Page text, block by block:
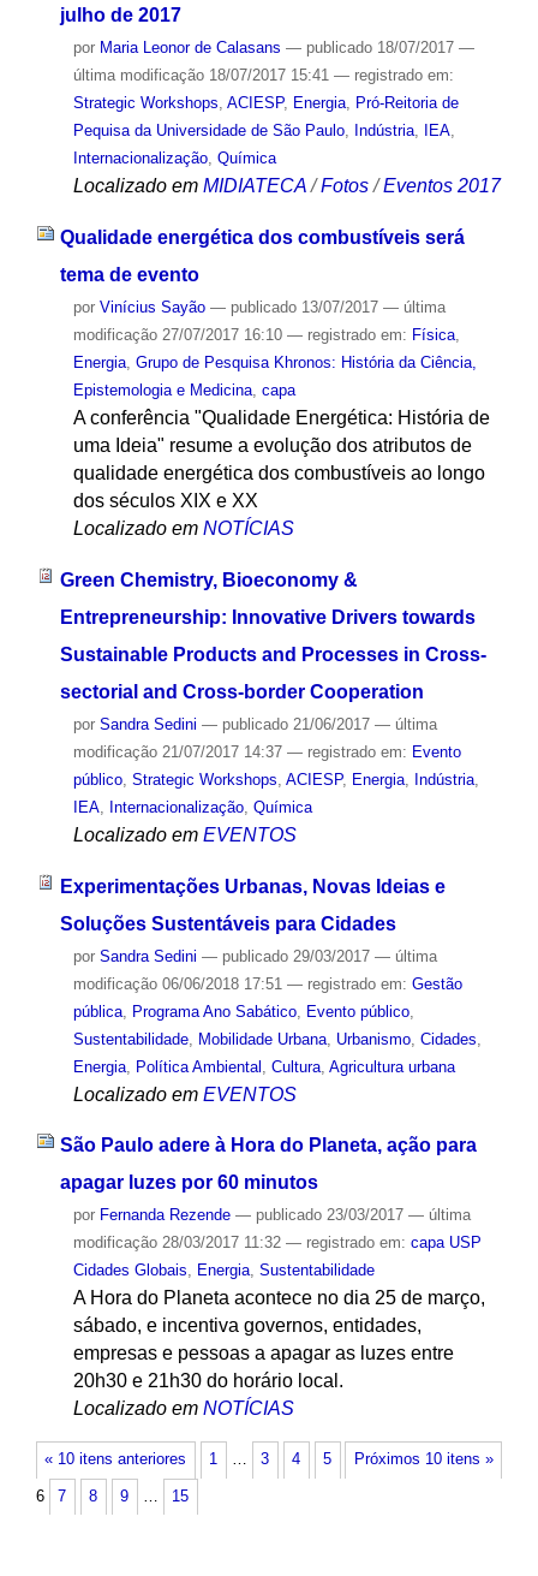
julho de 2017
por Maria Leonor de Calasans — publicado18/07/2017 —
última modificação18/07/2017 15:41 — registrado em:
Strategic Workshops, ACIESP, Energia, Pró-Reitoria de
Pequisa da Universidade de São Paulo, Indústria, IEA,
Internacionalização, Química
Localizado em MIDIATECA /Fotos /Eventos 2017
Qualidade energética dos combustíveis será
tema de evento
por Vinícius Sayão — publicado13/07/2017 — última
modificação27/07/2017 16:10 — registrado em: Física,
Energia, Grupo de Pesquisa Khronos: História da Ciência,
Epistemologia e Medicina, capa
A conferência "Qualidade Energética: História de
uma Ideia" resume a evolução dos atributos de
qualidade energética dos combustíveis ao longo
dos séculos XIX e XX
Localizado em NOTÍCIAS
Green Chemistry, Bioeconomy &
Entrepreneurship: Innovative Drivers towards
Sustainable Products and Processes in Cross-
sectorial and Cross-border Cooperation
por Sandra Sedini — publicado21/06/2017 — última
modificação21/07/2017 14:37 — registrado em: Evento
público, Strategic Workshops ACIESP, Energia, Indústria,
IEA, Internacionalização, Química
Localizado em EVENTOS
Experimentações Urbanas, Novas Ideias e
Soluções Sustentáveis para Cidades
por Sandra Sedini — publicado29/03/2017 — última
modificação06/06/2018 17:51 — registrado em: Gestão
pública, Programa Ano Sabático, Evento público,
Sustentabilidade, Mobilidade Urbana, Urbanismo, Cidades
Energia, Política Ambiental Cultura, Agricultura urbana
Localizado em EVENTOS
São Paulo adere à Hora do Planeta, ação para
apagar luzes por 60 minutos
por Fernanda Rezende — publicado23/03/2017 — última
modificação28/03/2017 11:32 — registrado em: capa USP
Cidades Globais, Energia, Sustentabilidade
A Hora do Planeta acontece no dia 25 de março,
sábado, e incentiva governos, entidades,
empresas e pessoas a apagar as luzes entre
20h30 e 21h30 do horário local.
Localizado em NOTÍCIAS
« 10 itens anteriores Próximos 10 itens »
1 … 3 4 5
6 7 8 9 … 15